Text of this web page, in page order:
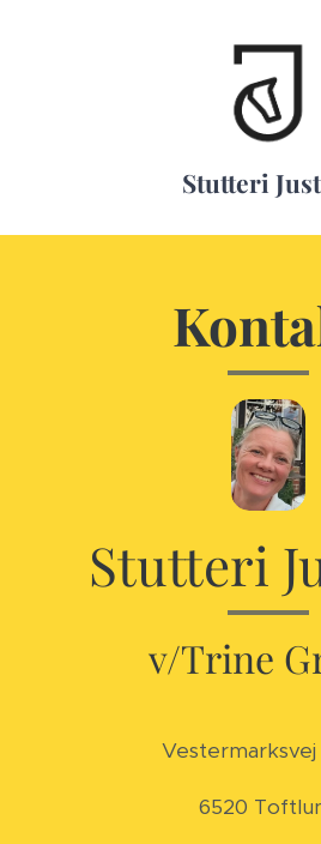
Stutteri
Stutteri
v/Trine
6520